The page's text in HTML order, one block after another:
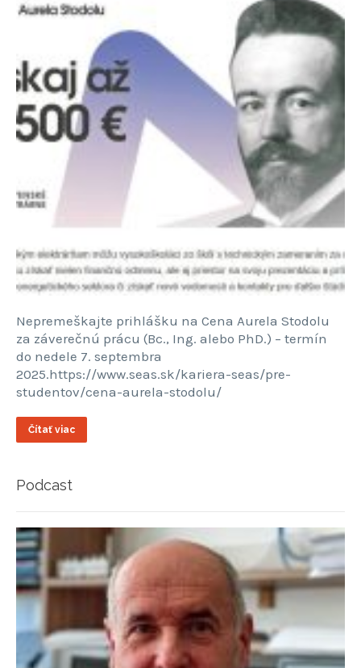
Nepremeškajte prihlášku na Cena Aurela Stodolu
za záverečnú prácu (Bc., Ing. alebo PhD.) – termín
do nedele 7. septembra
2025.https://www.seas.sk/kariera-seas/pre-
studentov/cena-aurela-stodolu/
Čítať viac
Podcast